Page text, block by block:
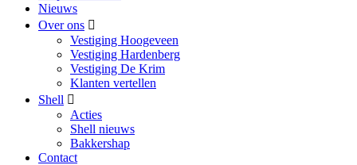
Nieuws
Over ons
Vestiging Hoogeveen
Vestiging Hardenberg
Vestiging De Krim
Klanten vertellen
Shell
Acties
Shell nieuws
Bakkershap
Contact